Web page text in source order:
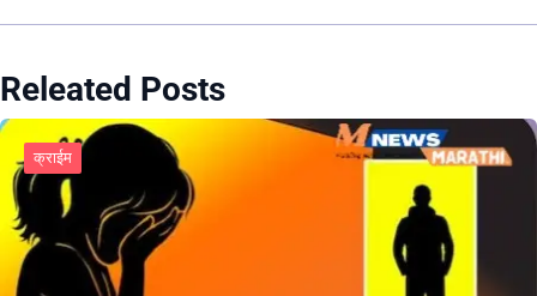
Releated Posts
क्राईम